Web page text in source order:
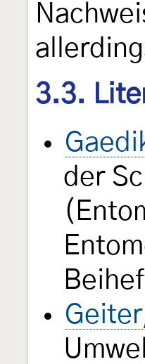
3.3.
der